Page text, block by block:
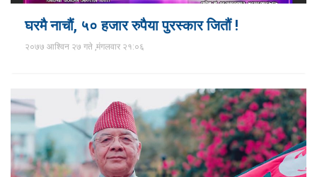
घरमै नाचौं, ५० हजार रुपैया पुरस्कार जितौं !
२०७७ आश्विन २७ गते ,मंगलवार २१:०६